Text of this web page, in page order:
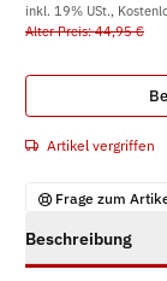
inkl. 19% USt.,
Alter Preis: 44,95 €
Artikel vergriffen
Frage zum
Beschreibung